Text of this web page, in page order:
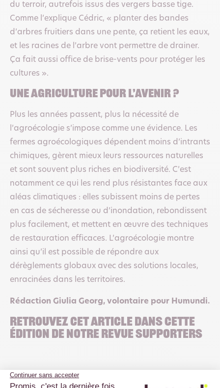
du terroir, autrefois issus des vergers basse tige.
Comme l’explique Cédric, « planter des bandes
d’arbres fruitiers dans une pente, ça retient les eaux,
et les racines de l’arbre vont permettre de drainer.
Ça fait aussi office de brise-vents pour protéger les
cultures ».
Une agriculture pour l’avenir ?
Plus les années passent, plus la nécessité de
l’agroécologie s’impose comme une évidence. Les
fermes agroécologiques dépendent moins d’intrants
chimiques, gèrent mieux leurs ressources naturelles
et sont souvent plus riches en biodiversité. C’est
notamment ce qui les rend plus résistantes face aux
aléas climatiques : elles subissent moins de pertes
en cas de sécheresse ou d’inondation, rebondissent
plus facilement, et mettent en œuvre des techniques
de restauration efficaces. L’agroécologie montre
ainsi qu’il est possible de répondre aux
dérèglements globaux avec des solutions locales,
enracinées dans les territoires.
Rédaction Giulia Georg, volontaire pour Humundi.
retrouvez cet article dans cette
édition de notre revue supporters